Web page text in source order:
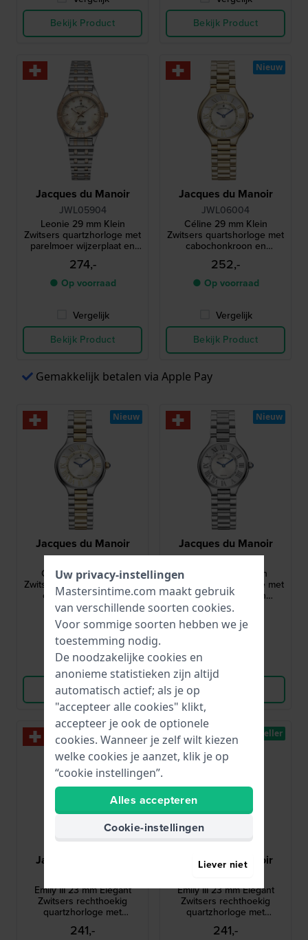
Bekijk Product
Bekijk Product
Jacques du Manoir
JWL05904
Leonie 29 mm Klein
Zwitsers quartzhorloge met
parelmoer wijzerplaat en
kristallen indexen
274,-
● Op voorraad
Vergelijk
Bekijk Product
Jacques du Manoir
JWL06004
Céline 29 mm Klein
Zwitsers quartshorloge met
cabochonkroon en
Romeinse indexen
252,-
● Op voorraad
Vergelijk
Bekijk Product
Nieuw
Gemakkelijk betalen via Apple Pay
Jacques du Manoir
JWL06002
Céline 29 mm Klein
Zwitsers quartshorloge met
cabochonkroon en
Romeinse indexen
252,-
● Op voorraad
Vergelijk
Bekijk Product
Nieuw
Jacques du Manoir
JWL06001
Céline 29 mm Klein
Zwitsers quartshorloge met
cabochonkroon en
Romeinse indexen
219,-
● Op voorraad
Bekijk Product
Nieuw
Jacques du Manoir
Emily III 23 mm Elegant
Zwitsers rechthoekig
quartzhorloge met
Romeinse indexen
241,-
Bestseller
Jacques du Manoir
Emily III 23 mm Elegant
Zwitsers rechthoekig
quartzhorloge met
Romeinse indexen
241,-
Bestseller
Uw privacy-instellingen
Mastersintime.com maakt gebruik
van verschillende soorten cookies.
Voor sommige soorten hebben we je
toestemming nodig.
De noodzakelijke cookies en
anonieme statistieken zijn altijd
automatisch actief; als je op
"accepteer alle cookies" klikt,
accepteer je ook de optionele
cookies. Wanneer je zelf wilt kiezen
welke cookies je aanzet, klik je op
“cookie instellingen”.
Alles accepteren
Cookie-instellingen
Liever niet